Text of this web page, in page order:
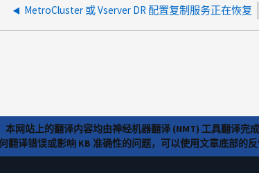
MetroCluster 或 Vserver DR 配置复制服务正在恢复
网站上的翻译内容均由神经机器翻译 (NMT) 工具翻译
译错误或影响 KB 准确性的问题，可以使用文章底部的反